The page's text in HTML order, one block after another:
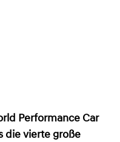
Performance Car
die vierte große